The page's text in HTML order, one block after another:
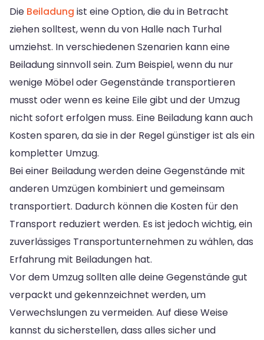
Die Beiladung ist eine Option, die du in Betracht
ziehen solltest, wenn du von Halle nach Turhal
umziehst. In verschiedenen Szenarien kann eine
Beiladung sinnvoll sein. Zum Beispiel, wenn du nur
wenige Möbel oder Gegenstände transportieren
musst oder wenn es keine Eile gibt und der Umzug
nicht sofort erfolgen muss. Eine Beiladung kann auch
Kosten sparen, da sie in der Regel günstiger ist als ein
kompletter Umzug.
Bei einer Beiladung werden deine Gegenstände mit
anderen Umzügen kombiniert und gemeinsam
transportiert. Dadurch können die Kosten für den
Transport reduziert werden. Es ist jedoch wichtig, ein
zuverlässiges Transportunternehmen zu wählen, das
Erfahrung mit Beiladungen hat.
Vor dem Umzug sollten alle deine Gegenstände gut
verpackt und gekennzeichnet werden, um
Verwechslungen zu vermeiden. Auf diese Weise
kannst du sicherstellen, dass alles sicher und